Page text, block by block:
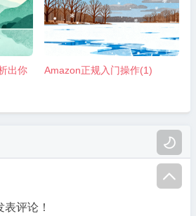


出你
Amazon正规入门操作(1)
表评论！